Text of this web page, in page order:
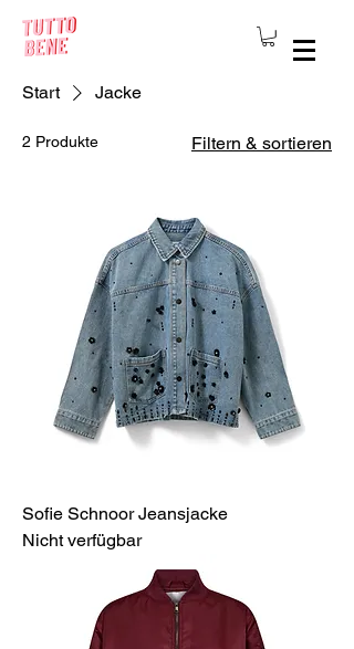
Start Jacke
2 Produkte Filtern & sortieren
Sofie Schnoor Jeansjacke
Nicht verfügbar